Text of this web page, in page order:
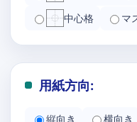
中心格 マ
用紙方向:
縦向き 横向き